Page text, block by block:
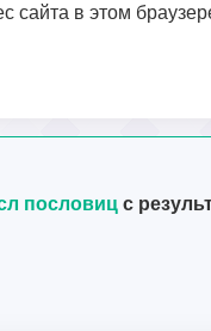
сайта в этом
пословиц с